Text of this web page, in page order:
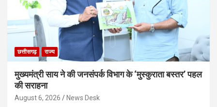
छत्तीसगढ़ राज्य
मुख्यमंत्री साय ने की जनसंपर्क विभाग के ‘मुस्कुराता बस्तर’ पहल
की सराहना
August 6, 2026 News Desk